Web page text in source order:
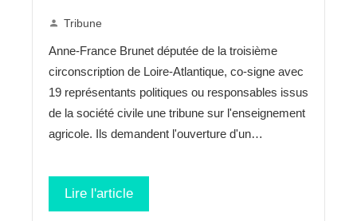
Tribune
Anne-France Brunet députée de la troisième
circonscription de Loire-Atlantique, co-signe avec
19 représentants politiques ou responsables issus
de la société civile une tribune sur l'enseignement
agricole. Ils demandent l'ouverture d'un…
Lire l'article